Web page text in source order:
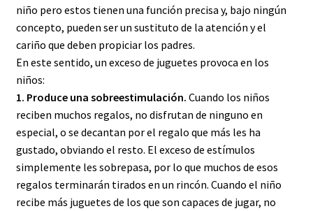
niño pero estos tienen una función precisa y, bajo ningún
concepto, pueden ser un sustituto de la atención y el
cariño que deben propiciar los padres.
En este sentido, un exceso de juguetes provoca en los
niños:
1. Produce una sobreestimulación. Cuando los niños
reciben muchos regalos, no disfrutan de ninguno en
especial, o se decantan por el regalo que más les ha
gustado, obviando el resto. El exceso de estímulos
simplemente les sobrepasa, por lo que muchos de esos
regalos terminarán tirados en un rincón. Cuando el niño
recibe más juguetes de los que son capaces de jugar, no